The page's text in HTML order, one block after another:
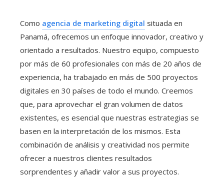
Como agencia de marketing digital situada en
Panamá, ofrecemos un enfoque innovador, creativo y
orientado a resultados. Nuestro equipo, compuesto
por más de 60 profesionales con más de 20 años de
experiencia, ha trabajado en más de 500 proyectos
digitales en 30 países de todo el mundo. Creemos
que, para aprovechar el gran volumen de datos
existentes, es esencial que nuestras estrategias se
basen en la interpretación de los mismos. Esta
combinación de análisis y creatividad nos permite
ofrecer a nuestros clientes resultados
sorprendentes y añadir valor a sus proyectos.